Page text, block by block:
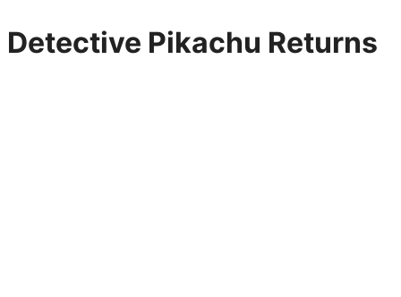
Detective Pikachu Returns